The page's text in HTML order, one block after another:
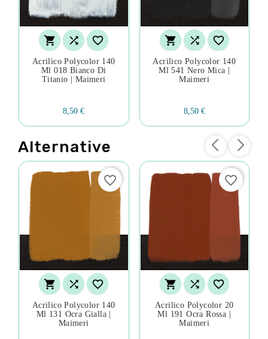
  
Acrilico Polycolor 140
Ml 018 Bianco Di
Titanio | Maimeri
8,50 €
  
Acrilico Polycolor 140
Ml 541 Nero Mica |
Maimeri
8,50 €
Alternative
  
Acrilico Polycolor 140
Ml 131 Ocra Gialla |
Maimeri
favorite_border
  
Acrilico Polycolor 20
Ml 191 Ocra Rossa |
Maimeri
favorite_border